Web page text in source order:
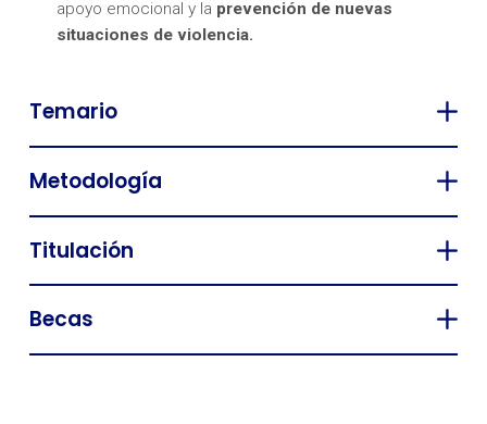
apoyo emocional y la prevención de nuevas
situaciones de violencia.
Temario
Metodología
Titulación
Becas